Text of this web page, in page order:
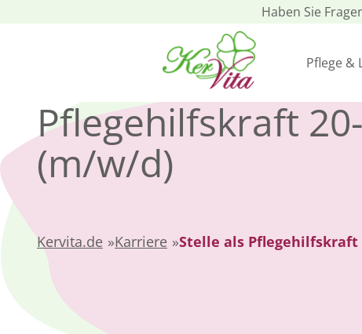
Haben Sie
Pflege &
Pflegehilfskraft
(m/w/d)
Kervita.de »Karriere »Stelle als